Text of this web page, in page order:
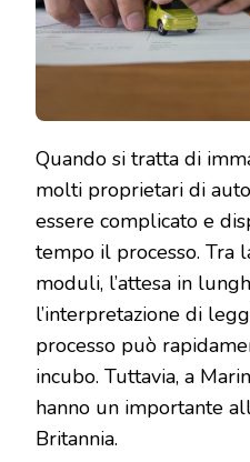
Quando si tratta di
molti proprietari di
essere complicato e
tempo il processo. Tra
moduli, l’attesa in
l’interpretazione di
processo può
incubo. Tuttavia, a
hanno un importante
Britannia.